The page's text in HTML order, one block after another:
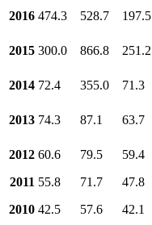
2016 474.3 528.7 197.5
2015 300.0 866.8 251.2
2014 72.4 355.0 71.3
2013 74.3 87.1 63.7
2012 60.6 79.5 59.4
2011 55.8 71.7 47.8
2010 42.5 57.6 42.1